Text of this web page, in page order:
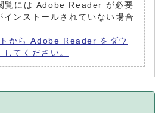
覧には Adobe Reader が必要
インストールされていない場合
から Adobe Reader をダウ
てください。